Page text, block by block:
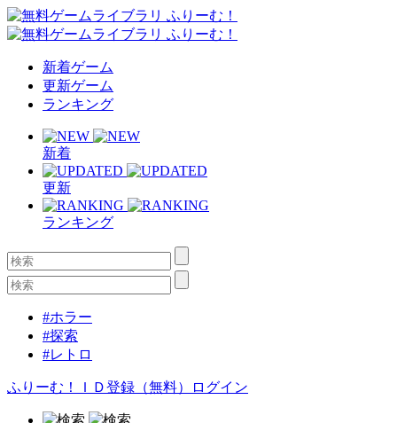
新着ゲーム
更新ゲーム
ランキング
新着
更新
ランキング
#ホラー
#探索
#レトロ
ふりーむ！ＩＤ登録（無料） ログイン